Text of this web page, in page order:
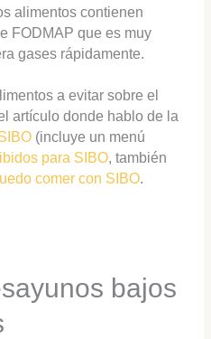
alimentos contienen
FODMAP que es muy
gases rápidamente.
a evitar sobre el
artículo donde hablo de la
(incluye un menú
para SIBO, también
comer con SIBO.
bajos